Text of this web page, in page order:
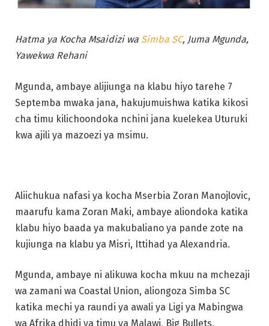
Hatma ya Kocha Msaidizi wa Simba SC, Juma Mgunda,
Yawekwa Rehani
Mgunda, ambaye alijiunga na klabu hiyo tarehe 7
Septemba mwaka jana, hakujumuishwa katika kikosi
cha timu kilichoondoka nchini jana kuelekea Uturuki
kwa ajili ya mazoezi ya msimu.
Aliichukua nafasi ya kocha Mserbia Zoran Manojlovic,
maarufu kama Zoran Maki, ambaye aliondoka katika
klabu hiyo baada ya makubaliano ya pande zote na
kujiunga na klabu ya Misri, Ittihad ya Alexandria.
Mgunda, ambaye ni alikuwa kocha mkuu na mchezaji
wa zamani wa Coastal Union, aliongoza Simba SC
katika mechi ya raundi ya awali ya Ligi ya Mabingwa
wa Afrika dhidi ya timu ya Malawi, Big Bullets.